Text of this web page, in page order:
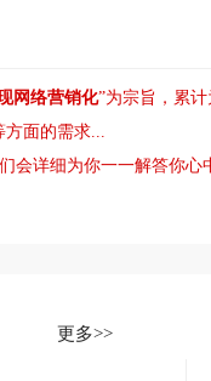
网络营销化”为宗旨，累
方面的需求...
们会详细为你一一解答你心
更多>>